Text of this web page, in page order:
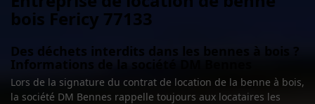
bois Fericy 77133
Des déchets interdits dans les bennes à bois ?
Informations de la société DM Bennes
Lors de la signature du contrat de location de la benne à bois,
la société DM Bennes rappelle toujours aux locataires les